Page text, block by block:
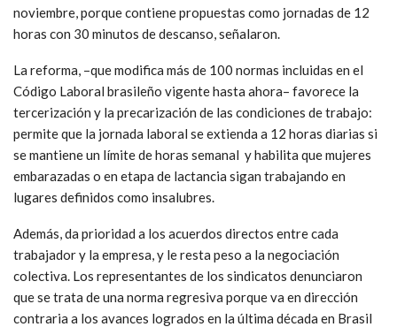
noviembre, porque contiene propuestas como jornadas de 12
horas con 30 minutos de descanso, señalaron.
La reforma, –que modifica más de 100 normas incluidas en el
Código Laboral brasileño vigente hasta ahora– favorece la
tercerización y la precarización de las condiciones de trabajo:
permite que la jornada laboral se extienda a 12 horas diarias si
se mantiene un límite de horas semanal y habilita que mujeres
embarazadas o en etapa de lactancia sigan trabajando en
lugares definidos como insalubres.
Además, da prioridad a los acuerdos directos entre cada
trabajador y la empresa, y le resta peso a la negociación
colectiva. Los representantes de los sindicatos denunciaron
que se trata de una norma regresiva porque va en dirección
contraria a los avances logrados en la última década en Brasil